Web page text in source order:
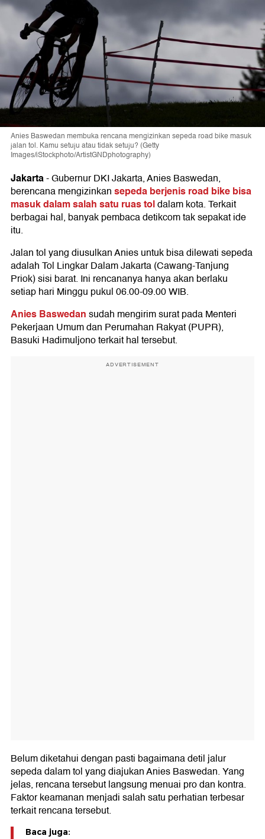
Anies Baswedan membuka rencana mengizinkan sepeda road bike masuk
jalan tol. Kamu setuju atau tidak setuju? (Getty
Images/iStockphoto/ArtistGNDphotography)
Jakarta-Gubernur DKI Jakarta, Anies Baswedan,
berencana mengizinkansepeda berjenis road bike bisa
masuk dalam salah satu ruas toldalam kota. Terkait
berbagai hal, banyak pembaca detikcom tak sepakat ide
itu.
Jalan tol yang diusulkan Anies untuk bisa dilewati sepeda
adalah Tol Lingkar Dalam Jakarta (Cawang-Tanjung
Priok) sisi barat. Ini rencananya hanya akan berlaku
setiap hari Minggu pukul 06.00-09.00 WIB.
Anies Baswedansudah mengirim surat pada Menteri
Pekerjaan Umum dan Perumahan Rakyat (PUPR),
Basuki Hadimuljono terkait hal tersebut.
ADVERTISEMENT
Belum diketahui dengan pasti bagaimana detil jalur
sepeda dalam tol yang diajukan Anies Baswedan. Yang
jelas, rencana tersebut langsung menuai pro dan kontra.
Faktor keamanan menjadi salah satu perhatian terbesar
terkait rencana tersebut.
Baca juga: